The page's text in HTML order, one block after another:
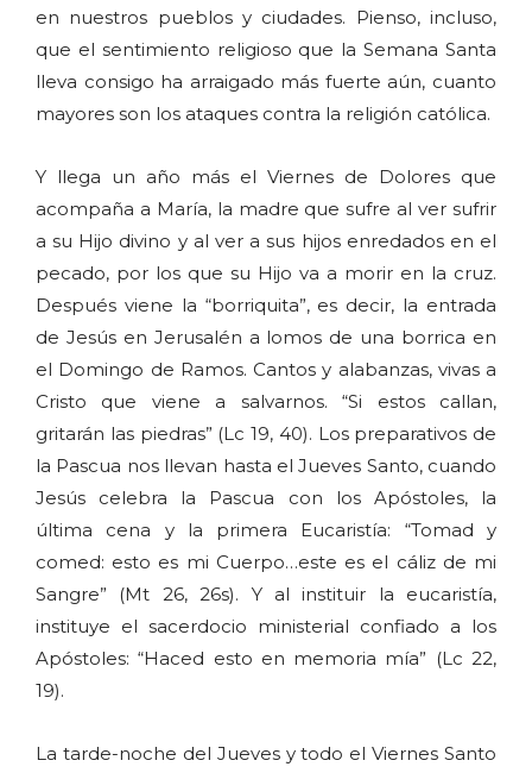
en nuestros pueblos y ciudades. Pienso, incluso,
que el sentimiento religioso que la Semana Santa
lleva consigo ha arraigado más fuerte aún, cuanto
mayores son los ataques contra la religión católica.
Y llega un año más el Viernes de Dolores que
acompaña a María, la madre que sufre al ver sufrir
a su Hijo divino y al ver a sus hijos enredados en el
pecado, por los que su Hijo va a morir en la cruz.
Después viene la “borriquita”, es decir, la entrada
de Jesús en Jerusalén a lomos de una borrica en
el Domingo de Ramos. Cantos y alabanzas, vivas a
Cristo que viene a salvarnos. “Si estos callan,
gritarán las piedras” (Lc 19, 40). Los preparativos de
la Pascua nos llevan hasta el Jueves Santo, cuando
Jesús celebra la Pascua con los Apóstoles, la
última cena y la primera Eucaristía: “Tomad y
comed: esto es mi Cuerpo…este es el cáliz de mi
Sangre” (Mt 26, 26s). Y al instituir la eucaristía,
instituye el sacerdocio ministerial confiado a los
Apóstoles: “Haced esto en memoria mía” (Lc 22,
19).
La tarde-noche del Jueves y todo el Viernes Santo